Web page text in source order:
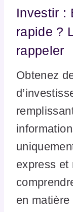
Investir :
rapide ?
rappeler
Obtenez
express et
en matière